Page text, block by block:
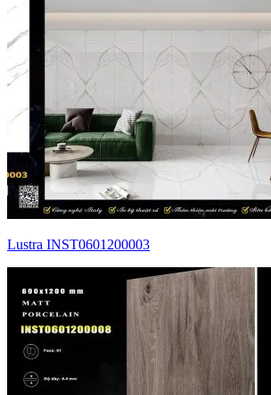
Lustra INST0601200003